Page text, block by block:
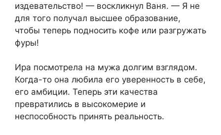
издевательство! — воскликнул Ваня. — Я не
для того получал высшее образование,
чтобы теперь подносить кофе или разгружать
фуры!
Ира посмотрела на мужа долгим взглядом.
Когда-то она любила его уверенность в себе,
его амбиции. Теперь эти качества
превратились в высокомерие и
неспособность принять реальность.